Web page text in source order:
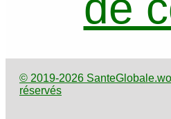
© 2019-2026
réservés